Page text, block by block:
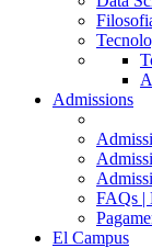
Admissions
FAQs |
El Campus